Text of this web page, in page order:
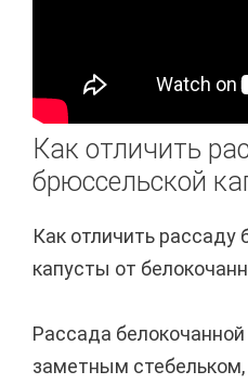
Как отличить
брюссельской
Как отличить рассаду
капусты от
Рассада
заметным стебельком,